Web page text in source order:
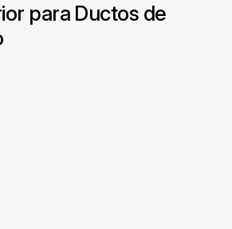
para Ductos de